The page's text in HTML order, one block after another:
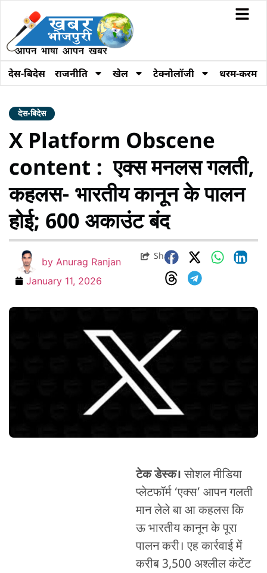
देस-बिदेस राजनीति खेल टेक्नोलॉजी धरम-करम
देस-बिदेस
X Platform Obscene
content : एक्स मनलस गलती,
कहलस- भारतीय कानून के पालन
होई; 600 अकाउंट बंद
by Anurag Ranjan
January 11, 2026
Share
टेक डेस्क।सोशल मीडिया
प्लेटफॉर्म ‘एक्स’ आपन गलती
मान लेले बा आ कहलस कि
ऊ भारतीय कानून के पूरा
पालन करी। एह कार्रवाई में
करीब 3,500 अश्लील कंटेंट